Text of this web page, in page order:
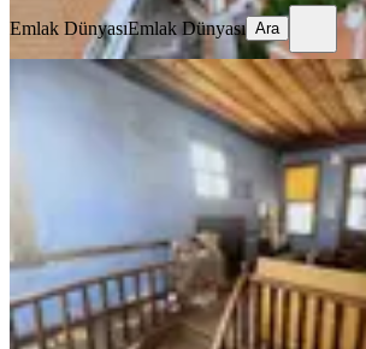
Emlak DünyasıEmlak Dünyası Ara
BALKONLU
Üsküdarda 466m2
Lokasyonda Satılık
İstanbul, Üsküdar
500 m² ·23.06.2026
34.500.000 ₺
Realty Blue İmzaMükerrem Ayhan